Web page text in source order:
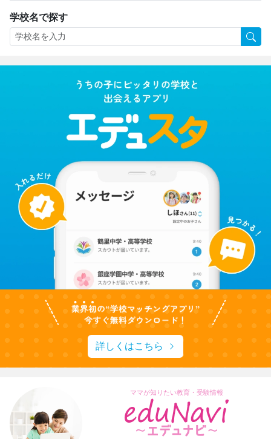
学校名で探す
詳しくはこちら
ママが知りたい教育・受験情報